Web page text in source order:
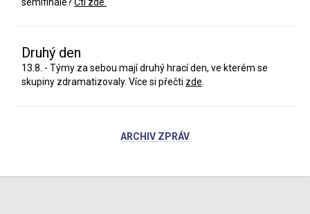
Druhý den
13.8. - Týmy za sebou mají druhý hrací den, ve kterém se
skupiny zdramatizovaly. Více si přečti zde
ARCHIV ZPRÁV